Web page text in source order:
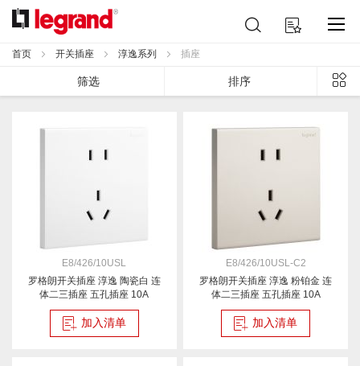
跳
到
容
我的购物车
索
首页 开关插座 淳逸系列 插座
筛选 排序
E8/426/10USL
罗格朗开关插座 淳逸 陶瓷白 连
体二三插座 五孔插座 10A
加入清单
E8/426/10USL-C2
罗格朗开关插座 淳逸 粉铂金 连
体二三插座 五孔插座 10A
加入清单